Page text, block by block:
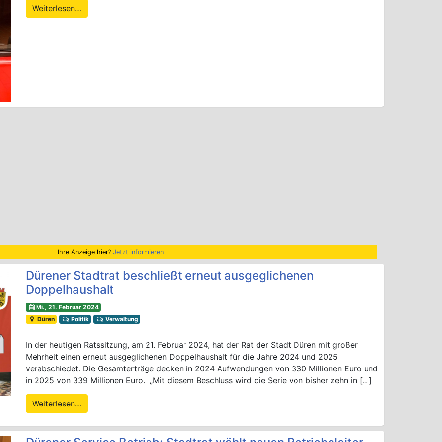
Weiterlesen…
Ihre Anzeige hier? Jetzt informieren
Dürener Stadtrat beschließt erneut ausgeglichenen
Doppelhaushalt
Mi., 21. Februar 2024
Düren
Politik Verwaltung
In der heutigen Ratssitzung, am 21. Februar 2024, hat der Rat der Stadt Düren mit großer
Mehrheit einen erneut ausgeglichenen Doppelhaushalt für die Jahre 2024 und 2025
verabschiedet. Die Gesamterträge decken in 2024 Aufwendungen von 330 Millionen Euro und
in 2025 von 339 Millionen Euro. „Mit diesem Beschluss wird die Serie von bisher zehn in […]
Weiterlesen…